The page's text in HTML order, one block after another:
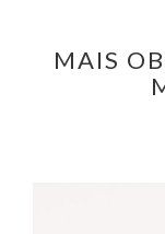
MAIS